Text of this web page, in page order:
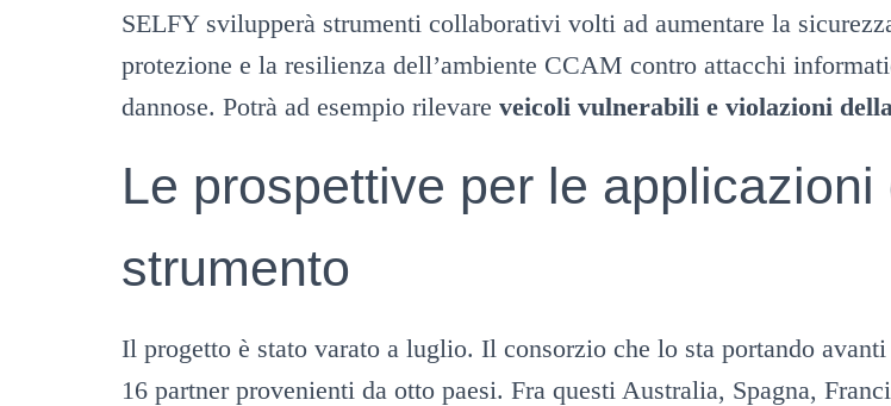
SELFY svilupperà strumenti collaborativi volti ad aumentare la
protezione e la resilienza dell’ambiente CCAM contro attacchi
dannose. Potrà ad esempio rilevare veicoli vulnerabili e violazioni
Le prospettive per le applicazioni
strumento
Il progetto è stato varato a luglio. Il consorzio che lo sta portando avanti
16 partner provenienti da otto paesi. Fra questi Australia, Spagna,